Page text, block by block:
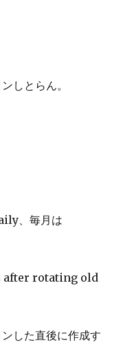
しとらん。
、毎月は
after rotating old
した直後に作成す